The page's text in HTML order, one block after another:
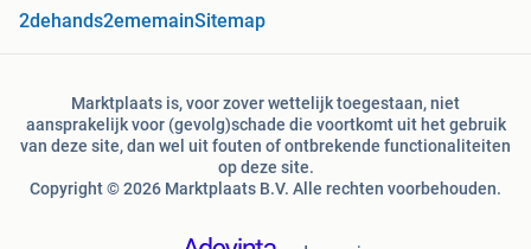
2dehands2ememainSitemap
Marktplaats is, voor zover wettelijk toegestaan, niet
aansprakelijk voor (gevolg)schade die voortkomt uit het gebruik
van deze site, dan wel uit fouten of ontbrekende functionaliteiten
op deze site.
Copyright © 2026 Marktplaats B.V. Alle rechten voorbehouden.